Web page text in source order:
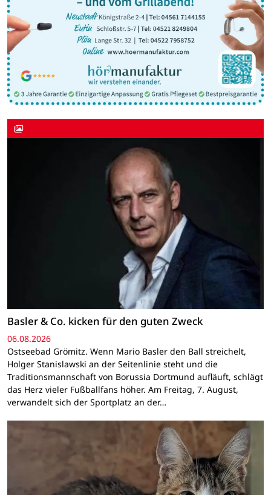
Basler & Co. kicken für den guten Zweck
06.08.2026
Ostseebad Grömitz. Wenn Mario Basler den Ball streichelt,
Holger Stanislawski an der Seitenlinie steht und die
Traditionsmannschaft von Borussia Dortmund aufläuft, schlägt
das Herz vieler Fußballfans höher. Am Freitag, 7. August,
verwandelt sich der Sportplatz an der…